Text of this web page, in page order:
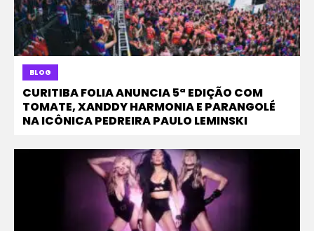
BLOG
CURITIBA FOLIA ANUNCIA 5ª EDIÇÃO COM
TOMATE, XANDDY HARMONIA E PARANGOLÉ
NA ICÔNICA PEDREIRA PAULO LEMINSKI